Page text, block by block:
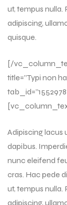
ut, tempus
adipiscing,
quisque.
[/
title=”Typi non
Adipiscing lacus
dapibus.
nunc eleifend
cras. Hac pede
ut, tempus
adipiscing,